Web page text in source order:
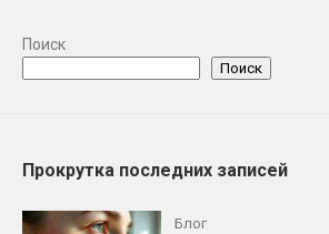
Поиск
Поиск
Прокрутка последних записей
Акне: причины,
средства
Блог